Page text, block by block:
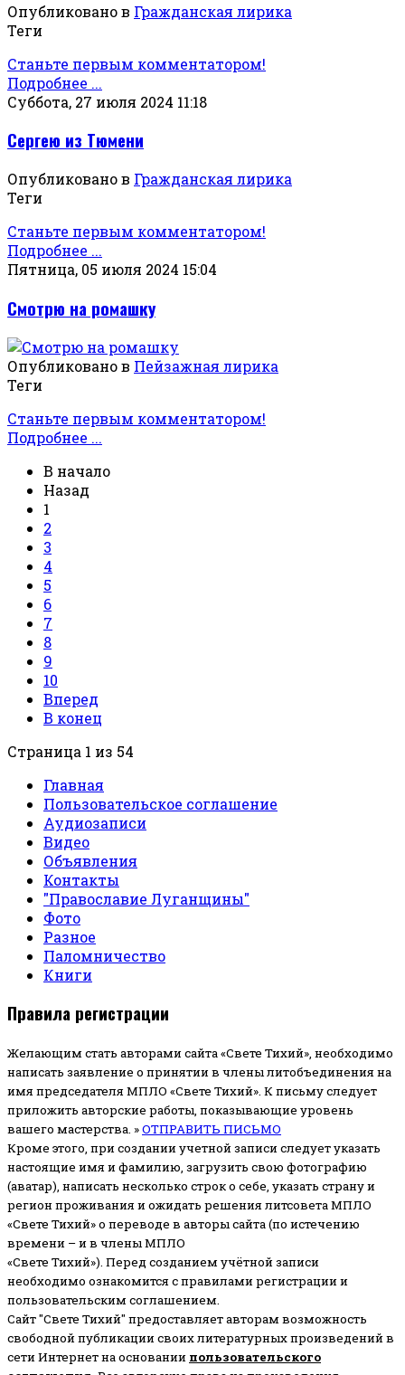
Опубликовано в Гражданская лирика
Теги
Станьте первым комментатором!
Подробнее ...
Суббота, 27 июля 2024 11:18
Сергею из Тюмени
Опубликовано в Гражданская лирика
Теги
Станьте первым комментатором!
Подробнее ...
Пятница, 05 июля 2024 15:04
Смотрю на ромашку
Опубликовано в Пейзажная лирика
Теги
Станьте первым комментатором!
Подробнее ...
В начало
Назад
1
2
3
4
5
6
7
8
9
10
Вперед
В конец
Страница 1 из 54
Главная
Пользовательское соглашение
Аудиозаписи
Видео
Объявления
Контакты
"Православие Луганщины"
Фото
Разное
Паломничество
Книги
Правила регистрации
Желающим стать авторами сайта «Свете Тихий», необходимо
написать заявление о принятии в члены литобъединения на
имя председателя МПЛО «Свете Тихий». К письму следует
приложить авторские работы, показывающие уровень
вашего мастерства. »ОТПРАВИТЬ ПИСЬМО
Кроме этого, при создании учетной записи следует указать
настоящие имя и фамилию, загрузить свою фотографию
(аватар), написать несколько строк о себе, указать страну и
регион проживания и ожидать решения литсовета МПЛО
«Свете Тихий» о переводе в авторы сайта (по истечению
времени – и в члены МПЛО
«Свете Тихий»). Перед созданием учётной записи
необходимо ознакомится с правилами регистрации и
пользовательским соглашением.
Сайт "Свете Тихий" предоставляет авторам возможность
свободной публикации своих литературных произведений в
сети Интернет на основании пользовательского